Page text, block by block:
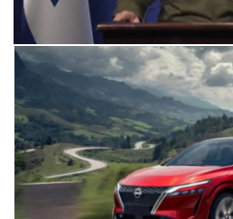
Следующее видео через 5